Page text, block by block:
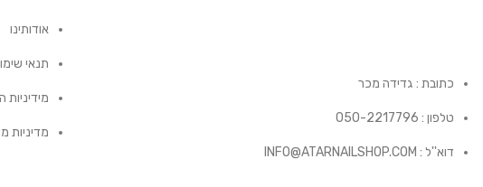
אודותינו
תנאי
מידיניות
מדיניות
כתובת : גדידה מכר
טלפון : 050-2217796
דוא''ל : INFO@ATARNAILSHOP.COM